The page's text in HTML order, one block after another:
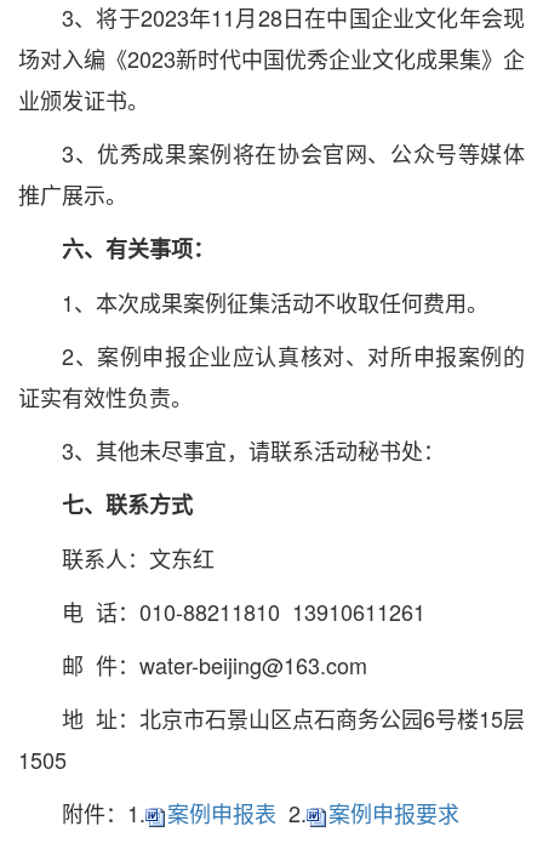
3、将于2023年11月28日在中国企业文化年会现
场对入编《2023新时代中国优秀企业文化成果集》企
业颁发证书。
3、优秀成果案例将在协会官网、公众号等媒体
推广展示。
六、有关事项：
1、本次成果案例征集活动不收取任何费用。
2、案例申报企业应认真核对、对所申报案例的
证实有效性负责。
3、其他未尽事宜，请联系活动秘书处：
七、联系方式
联系人：文东红
电 话：010-88211810 13910611261
邮 件：water-beijing@163.com
地 址：北京市石景山区点石商务公园6号楼15层
1505
附件：1.
案例申报表 2. 案例申报要求